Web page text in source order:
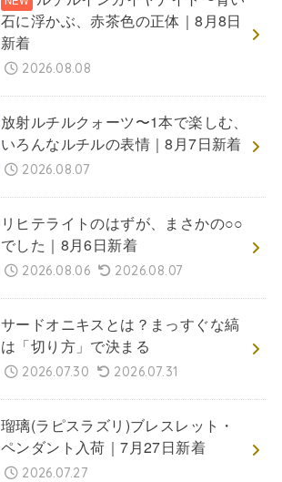
石に浮かぶ、赤茶色の正体｜8月8日
新着
2026.08.08
放射ルチルクォーツ〜1本で楽しむ、
いろんなルチルの表情｜8月7日新着
2026.08.07
リヒテライトのはずが、まさかの○○
でした｜8月6日新着
2026.08.06 2026.08.07
サードオニキスとは？まっすぐな縞
は「切り方」で決まる
2026.07.30 2026.07.31
瑠璃(ラピスラズリ)ブレスレット・
ペンダント入荷｜7月27日新着
2026.07.27